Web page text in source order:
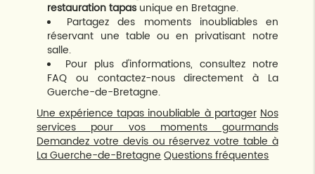
restauration tapas unique en Bretagne.
Partagez des moments inoubliables en
réservant une table ou en privatisant notre
salle.
Pour plus d'informations, consultez notre
FAQ ou contactez-nous directement à La
Guerche-de-Bretagne.
Une expérience tapas inoubliable à partager Nos
services pour vos moments gourmands
Demandez votre devis ou réservez votre table à
La Guerche-de-BretagneQuestions fréquentes